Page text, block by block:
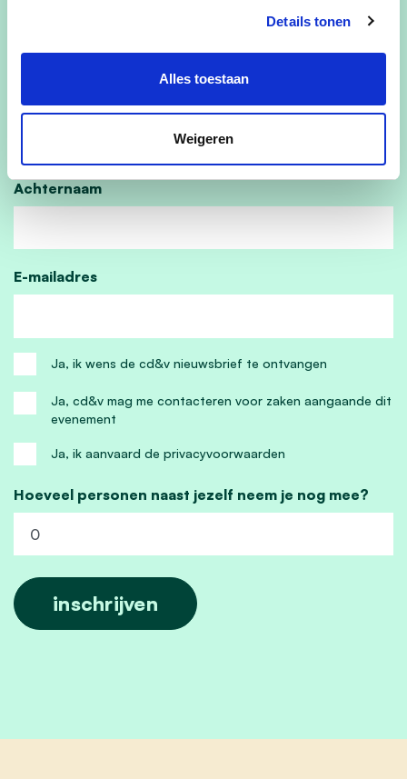
Details tonen
Alles toestaan
Weigeren
We kijken ernaar uit om jullie daar te zien!
Voornaam
Achternaam
E-mailadres
Ja, ik wens de cd&v nieuwsbrief te ontvangen
Ja, cd&v mag me contacteren voor zaken aangaande dit
evenement
Ja, ik aanvaard de privacyvoorwaarden
Hoeveel personen naast jezelf neem je nog mee?